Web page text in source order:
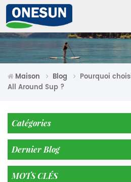
Maison Blog
Pourquoi
All Around Sup ?
Catégories
Dernier Blog
MOTS CLÉS